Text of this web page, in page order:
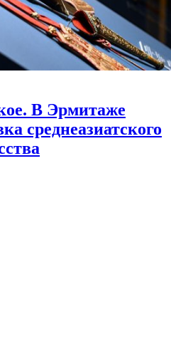
В Эрмитаже
среднеазиатского